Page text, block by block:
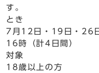
す。
とき
7月12日・19日・26
16時（計4日間）
対象
18歳以上の方